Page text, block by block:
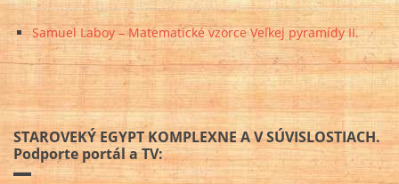
Samuel Laboy – Matematické vzorce Veľkej pyramídy II.
STAROVEKÝ EGYPT KOMPLEXNE A V SÚVISLOSTIACH.
Podporte portál a TV: